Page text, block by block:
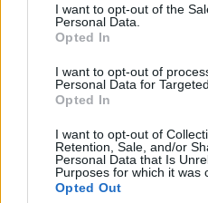
I want to opt-out of the
Personal Data.
Opted In
I want to opt-out of
Personal Data for
Opted In
I want to opt-out of
Retention, Sale, and/or
Personal Data that Is
Purposes for which it was
Opted Out
Deputados do PSD